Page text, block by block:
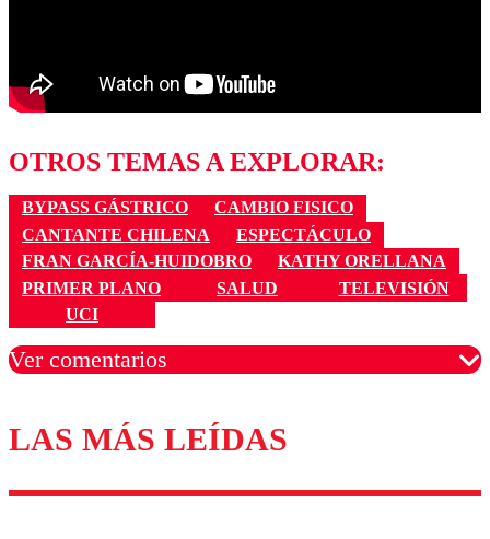
OTROS TEMAS A EXPLORAR:
BYPASS GÁSTRICO
CAMBIO FISICO
CANTANTE CHILENA
ESPECTÁCULO
FRAN GARCÍA-HUIDOBRO
KATHY ORELLANA
PRIMER PLANO
SALUD
TELEVISIÓN
UCI
Ver comentarios
Los comentarios son moderados para garantizar un
diálogo respetuoso.
LAS MÁS LEÍDAS